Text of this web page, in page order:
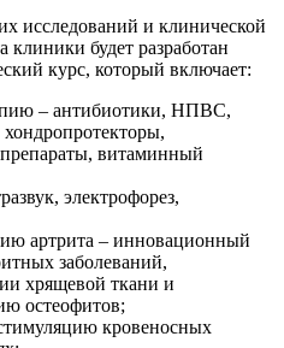
исследований и клинической
клиники будет разработан
курс, который включает:
– антибиотики, НПВС,
витаминный
электрофорез,
артрита – инновационный
заболеваний,
хрящевой ткани и
остеофитов;
кровеносных